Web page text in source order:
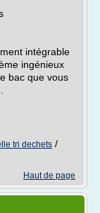
intégrable
ingénieux
bac que vous
tri dechets /
Haut de page